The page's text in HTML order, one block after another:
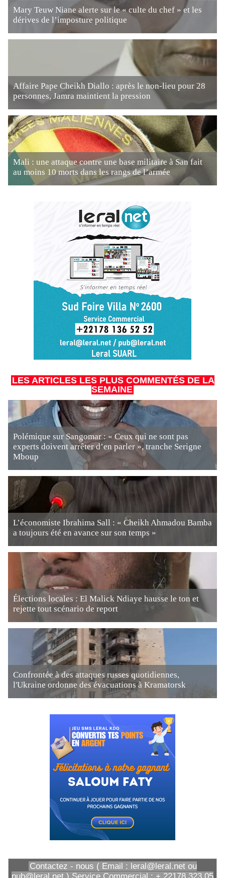
Mary Teuw Niane alerte sur le « culte du chef » et les
dérives de l’imposture politique
Affaire Pape Cheikh Diallo : après le non-lieu pour 28
personnes, Jamra maintient la pression
Mali : une attaque contre une base militaire à San fait
au moins 10 morts dans les rangs de l’armée
LES ARTICLES LES PLUS COMMENTÉS DE LA
SEMAINE
Polémique sur Sangomar : « Ceux qui ne sont pas
experts doivent arrêter d’en parler », tranche Serigne
Mboup
L’économiste Ibrahima Sall : « Cheikh Ahmadou Bamba
a toujours été en avance sur son temps »
Élections locales : El Malick Ndiaye hausse le ton et
rejette tout scénario de report
Confrontée à des attaques russes quotidiennes,
l'Ukraine ordonne des évacuations à Kramatorsk
Contactez - nous ( Email : leral@leral.net ou